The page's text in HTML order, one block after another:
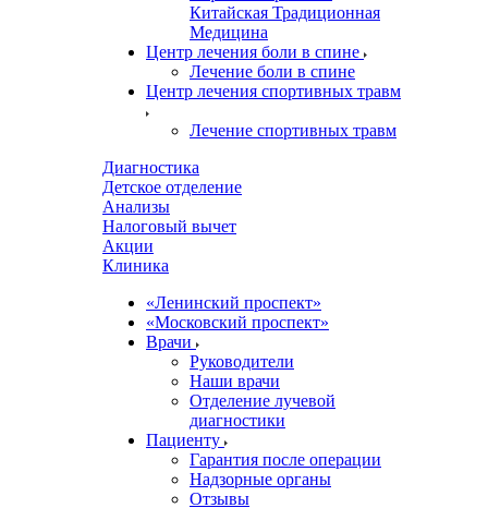
Китайская Традиционная
Медицина
Центр лечения боли в спине
Лечение боли в спине
Центр лечения спортивных травм
Лечение спортивных травм
Диагностика
Детское отделение
Анализы
Налоговый вычет
Акции
Клиника
«Ленинский проспект»
«Московский проспект»
Врачи
Руководители
Наши врачи
Отделение лучевой
диагностики
Пациенту
Гарантия после операции
Надзорные органы
Отзывы